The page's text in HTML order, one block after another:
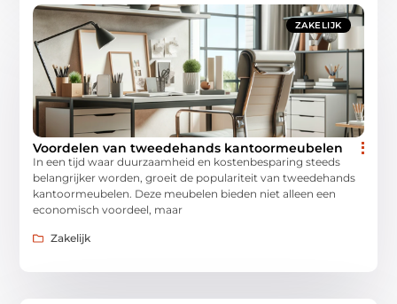
ZAKELIJK
Voordelen van tweedehands kantoormeubelen
In een tijd waar duurzaamheid en kostenbesparing steeds
belangrijker worden, groeit de populariteit van tweedehands
kantoormeubelen. Deze meubelen bieden niet alleen een
economisch voordeel, maar
Zakelijk